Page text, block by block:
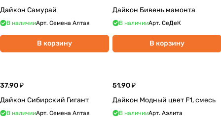
Дайкон Самурай
В наличииАрт. Семена Алтая
В корзину
Дайкон Бивень мамонта
В наличииАрт. СеДеК
В корзину
37.90 ₽
Дайкон Сибирский Гигант
В наличииАрт. Семена Алтая
51.90 ₽
Дайкон Модный цвет F1, смесь
В наличииАрт. Аэлита